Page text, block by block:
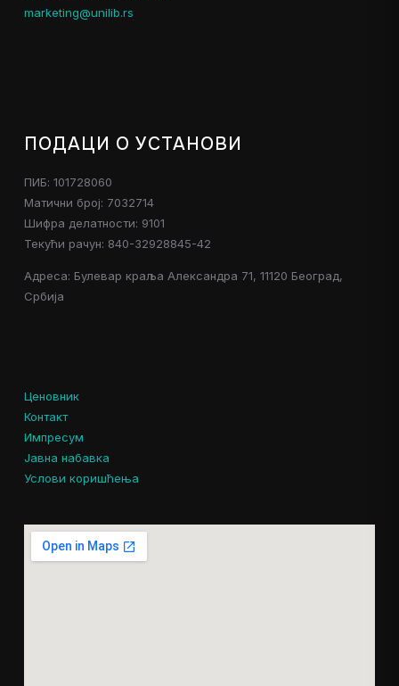
marketing@unilib.rs
ПОДАЦИ О УСТАНОВИ
ПИБ: 101728060
Матични број: 7032714
Шифра делатности: 9101
Текући рачун: 840-32928845-42
Адреса: Булевар краља Александра 71, 11120 Београд,
Србија
Ценовник
Контакт
Импресум
Јавна набавка
Услови коришћења